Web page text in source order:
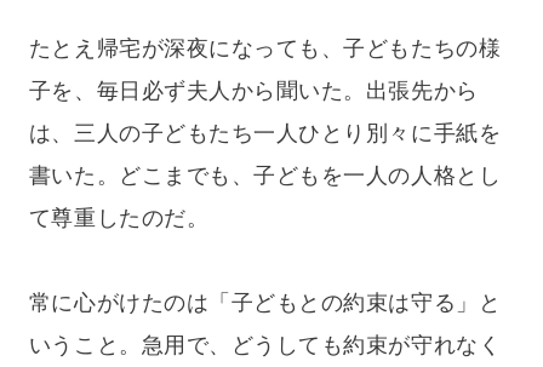
たとえ帰宅が深夜になっても、子どもたちの様
子を、毎日必ず夫人から聞いた。出張先から
は、三人の子どもたち一人ひとり別々に手紙を
書いた。どこまでも、子どもを一人の人格とし
て尊重したのだ。
常に心がけたのは「子どもとの約束は守る」と
いうこと。急用で、どうしても約束が守れなく